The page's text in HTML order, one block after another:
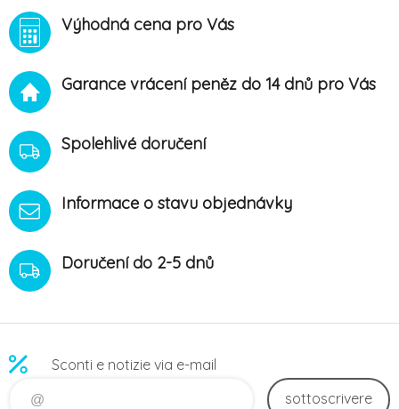
Výhodná cena pro Vás
Garance vrácení peněz do 14 dnů pro Vás
Spolehlivé doručení
Informace o stavu objednávky
Doručení do 2-5 dnů
Sconti e notizie via e-mail
sottoscrivere